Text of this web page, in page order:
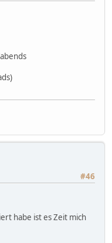
#46
habe ist es Zeit mich